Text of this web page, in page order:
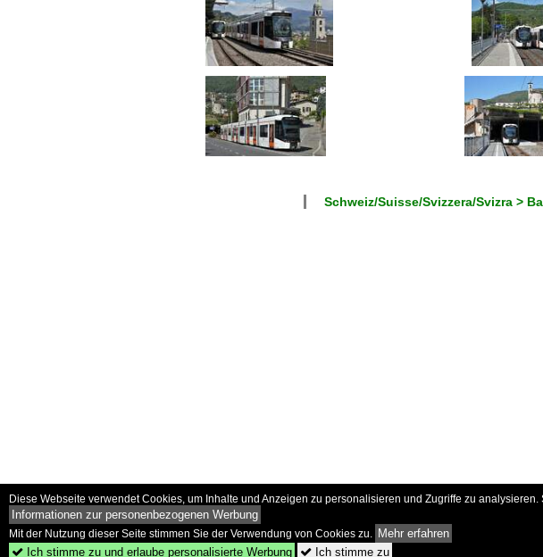
Schweiz/Suisse/Svizzera/Svizra >
Diese Webseite verwendet Cookies, um Inhalte und Anzeigen zu personalisieren und Zugriffe zu
Informationen zur personenbezogenen Werbung
Mit der Nutzung dieser Seite stimmen Sie der Verwendung von Cookies zu. Mehr erfahren
 Ich stimme zu und erlaube personalisierte Werbung  Ich stimme zu